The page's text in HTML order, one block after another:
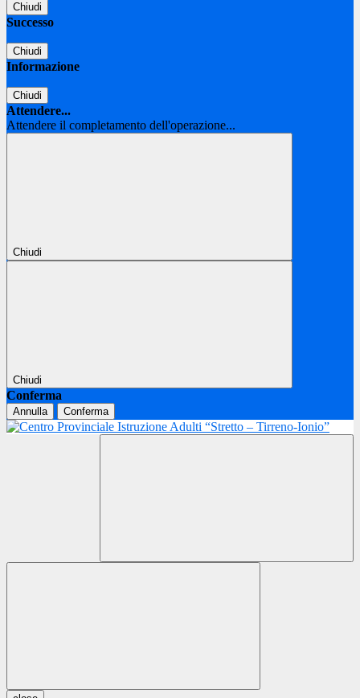
Chiudi
Successo
Chiudi
Informazione
Chiudi
Attendere...
Attendere il completamento dell'operazione...
Chiudi
Chiudi
Conferma
Annulla Conferma